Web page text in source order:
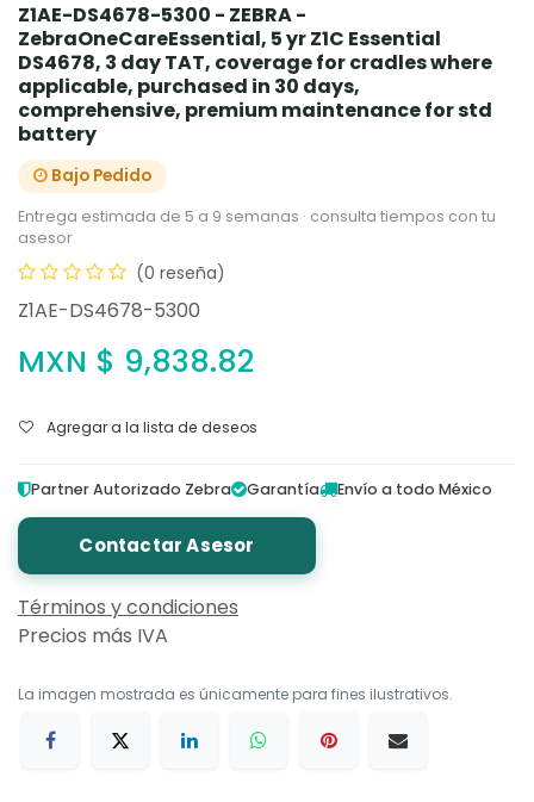
Z1AE-DS4678-5300 - ZEBRA -
ZebraOneCareEssential, 5 yr Z1C Essential
DS4678, 3 day TAT, coverage for cradles where
applicable, purchased in 30 days,
comprehensive, premium maintenance for std
battery
Bajo Pedido
Entrega estimada de 5 a 9 semanas · consulta tiempos con tu
asesor
(0 reseña)
Z1AE-DS4678-5300
MXN $ 9,838.82
Agregar a la lista de deseos
Partner Autorizado Zebra Garantía Envío a todo México
Contactar Asesor
Términos y condiciones
Precios más IVA
La imagen mostrada es únicamente para fines ilustrativos.